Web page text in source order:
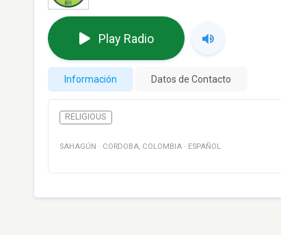
Play Radio
Información Datos de Contacto
RELIGIOUS
SAHAGÚN · CORDOBA, COLOMBIA · ESPAÑOL